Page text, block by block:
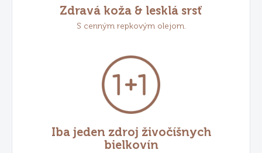
Zdravá koža & lesklá srsť
S cenným repkovým olejom.
Iba jeden zdroj živočíšnych
bielkovín